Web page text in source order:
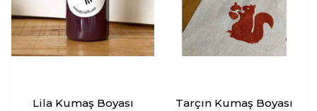
Lila Kumaş Boyası
Tarçın Kumaş Boyası